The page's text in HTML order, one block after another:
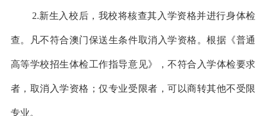
2.新生入校后，我校将核查其入学资格并进行身体检
查。凡不符合澳门保送生条件取消入学资格。根据《普通
高等学校招生体检工作指导意见》，不符合入学体检要求
者，取消入学资格；仅专业受限者，可以商转其他不受限
专业。